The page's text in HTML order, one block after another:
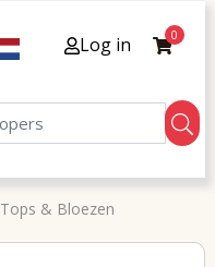
Log in 0
Tops & Bloezen